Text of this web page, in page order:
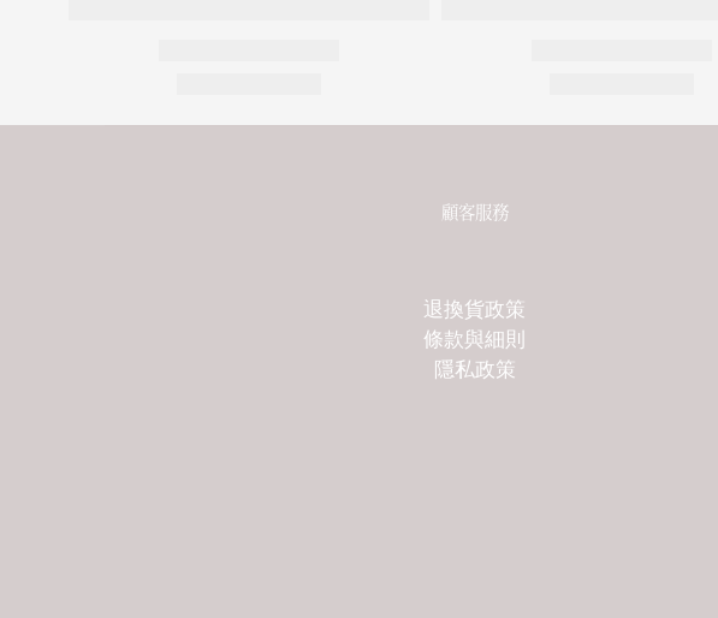
顧客服務
退換貨政策
條款與細則
隱私政策